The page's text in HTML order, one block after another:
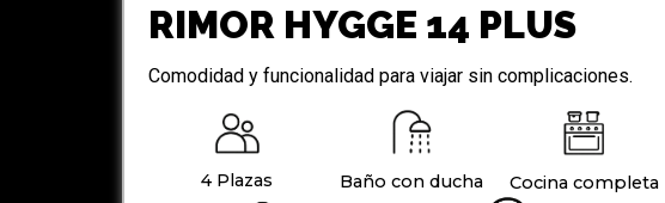
RIMOR HYGGE 14 PLUS
Comodidad y funcionalidad para viajar sin complicaciones.
4 Plazas Baño con ducha Cocina completa